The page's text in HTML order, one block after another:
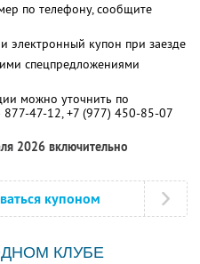
по телефону, сообщите
электронный купон при заезде
спецпредложениями
можно уточнить по
877-47-12, +7 (977) 450-85-07
2026 включительно
купоном
КЛУБЕ